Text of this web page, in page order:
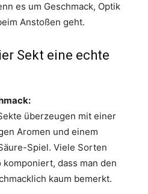
es um Geschmack, Optik
Anstoßen geht.
Sekt eine echte
überzeugen mit einer
Aromen und einem
Spiel. Viele Sorten
dass man den
kaum bemerkt.